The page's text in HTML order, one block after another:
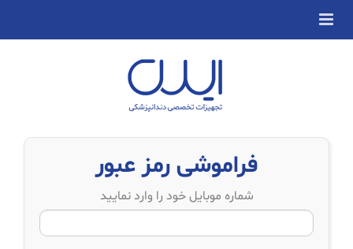
فراموشی رمز عبور
شماره موبایل خود را وارد نمایید